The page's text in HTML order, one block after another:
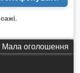
,
Мала оголошення